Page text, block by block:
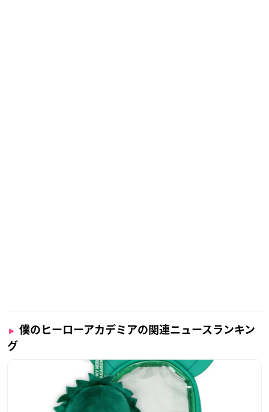
僕のヒーローアカデミアの関連ニュースランキン
グ